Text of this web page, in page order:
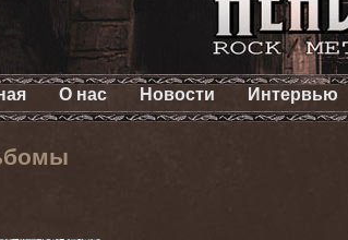
О нас Новости Интервью